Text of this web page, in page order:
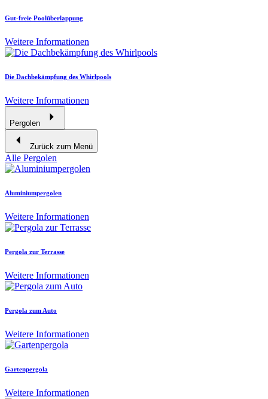
Gut-freie Poolüberlappung
Weitere Informationen
Die Dachbekämpfung des Whirlpools
Weitere Informationen
Pergolen
Zurück zum Menü
Alle Pergolen
Aluminiumpergolen
Weitere Informationen
Pergola zur Terrasse
Weitere Informationen
Pergola zum Auto
Weitere Informationen
Gartenpergola
Weitere Informationen